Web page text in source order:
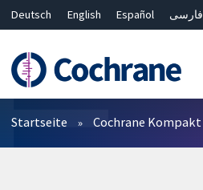
Deutsch English Español
فارسی
Bahasa Malaysia
ไทย
繁體中文
简体中文
Filter
Startseite Cochrane Kompakt